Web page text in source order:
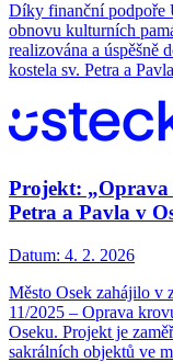
Díky finanční podpoře
obnovu kulturních
realizována a úspěšně
kostela sv. Petra a
Projekt: „Oprava
Petra a Pavla v
Datum: 4. 2. 2026
Město Osek zahájilo v
11/2025 – Oprava
Oseku. Projekt je
sakrálních objektů ve